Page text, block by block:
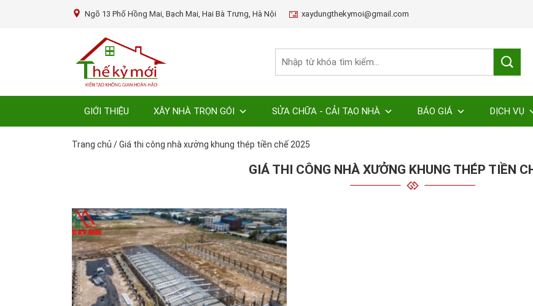
Ngõ 13 Phố Hồng Mai, Bạch Mai, Hai Bà Trưng, Hà Nội xaydungthekymoi@gmail.com
GIỚI THIỆU XÂY NHÀ TRỌN GÓI SỬA CHỮA - CẢI TẠO NHÀ BÁO GIÁ DỊCH VỤ
Trang chủ /Giá thi công nhà xưởng khung thép tiền chế 2025
GIÁ THI CÔNG NHÀ XƯỞNG KHUNG THÉP TIỀN